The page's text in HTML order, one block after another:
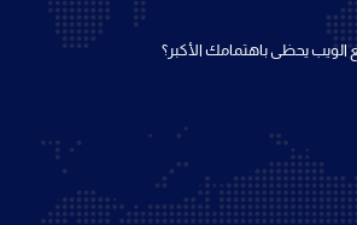
يحظى باهتمامك الأكبر؟